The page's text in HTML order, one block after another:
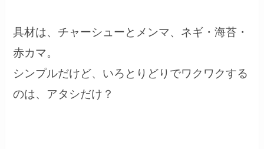
具材は、チャーシューとメンマ、ネギ・海苔・
赤カマ。
シンプルだけど、いろとりどりでワクワクする
のは、アタシだけ？